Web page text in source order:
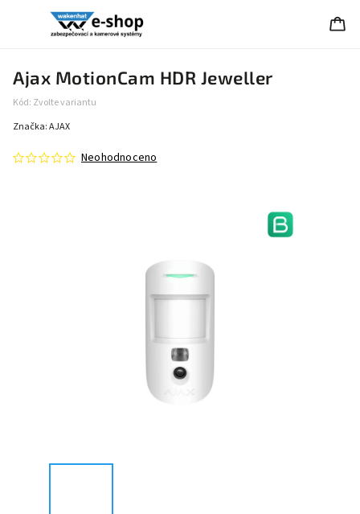
Ajax MotionCam HDR Jeweller
Kód: Zvolte variantu
Neohodnoceno
Značka:AJAX